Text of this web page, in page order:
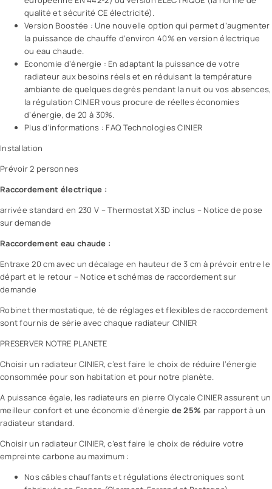
qualité et sécurité CE électricité).
Version Boostée : Une nouvelle option qui permet d’augmenter
la puissance de chauffe d’environ 40% en version électrique
ou eau chaude.
Economie d’énergie : En adaptant la puissance de votre
radiateur aux besoins réels et en réduisant la température
ambiante de quelques degrés pendant la nuit ou vos absences,
la régulation CINIER vous procure de réelles économies
d’énergie, de 20 à 30%.
Plus d’informations : FAQ Technologies CINIER
Installation
Prévoir 2 personnes
Raccordement électrique :
arrivée standard en 230 V – Thermostat X3D inclus – Notice de pose
sur demande
Raccordement eau chaude :
Entraxe 20 cm avec un décalage en hauteur de 3 cm à prévoir entre le
départ et le retour – Notice et schémas de raccordement sur
demande
Robinet thermostatique, té de réglages et flexibles de raccordement
sont fournis de série avec chaque radiateur CINIER
PRESERVER NOTRE PLANETE
Choisir un radiateur CINIER, c’est faire le choix de réduire l’énergie
consommée pour son habitation et pour notre planète.
A puissance égale, les radiateurs en pierre Olycale CINIER assurent un
meilleur confort et une économie d’énergie de 25% par rapport à un
radiateur standard.
Choisir un radiateur CINIER, c’est faire le choix de réduire votre
empreinte carbone au maximum :
Nos câbles chauffants et régulations électroniques sont